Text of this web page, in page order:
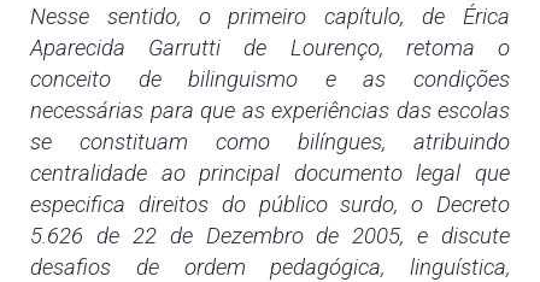
Nesse sentido, o primeiro capítulo, de Érica
Aparecida Garrutti de Lourenço, retoma o
conceito de bilinguismo e as condições
necessárias para que as experiências das escolas
se constituam como bilíngues, atribuindo
centralidade ao principal documento legal que
especifica direitos do público surdo, o Decreto
5.626 de 22 de Dezembro de 2005, e discute
desafios de ordem pedagógica, linguística,